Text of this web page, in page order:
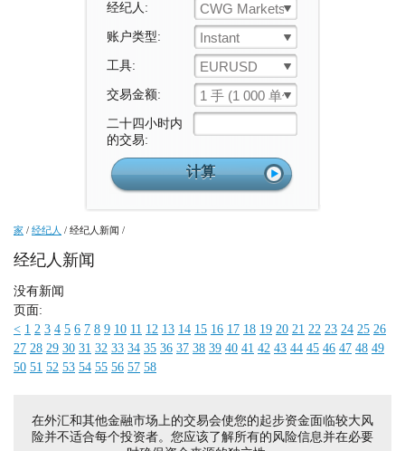
经纪人: CWG Markets
账户类型: Instant
工具: EURUSD
交易金额: 1 手 (1 000 单位)
二十四小时内
的交易:
家 / 经纪人 / 经纪人新闻 /
经纪人新闻
没有新闻
页面:
< 1 2 3 4 5 6 7 8 9 10 11 12 13 14 15 16 17 18 19 20 21 22 23 24 25 26
27 28 29 30 31 32 33 34 35 36 37 38 39 40 41 42 43 44 45 46 47 48 49
50 51 52 53 54 55 56 57 58
在外汇和其他金融市场上的交易会使您的起步资金面临较大风
险并不适合每个投资者。您应该了解所有的风险信息并在必要